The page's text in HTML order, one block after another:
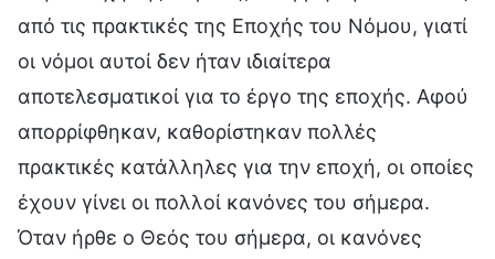
από τις πρακτικές της Εποχής του Νόμου, γιατί
οι νόμοι αυτοί δεν ήταν ιδιαίτερα
αποτελεσματικοί για το έργο της εποχής. Αφού
απορρίφθηκαν, καθορίστηκαν πολλές
πρακτικές κατάλληλες για την εποχή, οι οποίες
έχουν γίνει οι πολλοί κανόνες του σήμερα.
Όταν ήρθε ο Θεός του σήμερα, οι κανόνες